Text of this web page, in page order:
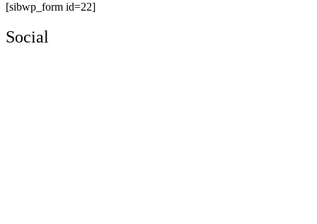
[sibwp_form id=22]
Social